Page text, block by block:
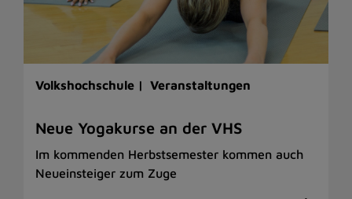
Volkshochschule | Veranstaltungen
Neue Yogakurse an der VHS
Im kommenden Herbstsemester kommen auch
Neueinsteiger zum Zuge